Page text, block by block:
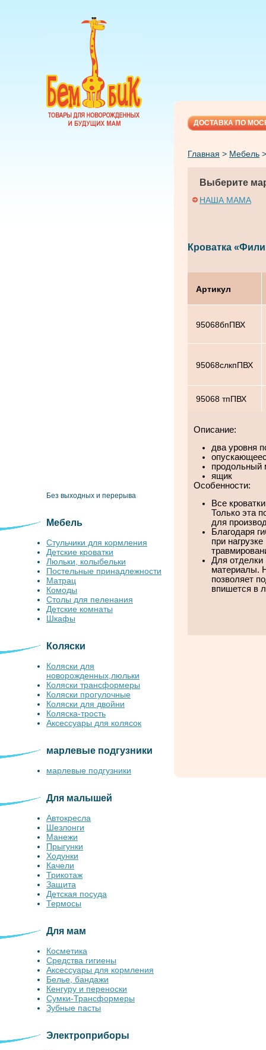
ДОСТАВКА ПО
Главная > Мебель
Выберите
НАША МАМА
Кроватка
Артикул
95068бпПВХ
95068слкпПВХ
95068 тпПВХ
Описание:
два уровня
продольный
ящик
Особенности:
Все
Только эта
для
Благодаря
при
Для отделки
материалы.
позволяет
впишется в
Без выходных и перерыва
Мебель
Стульчики для кормления
Детские кроватки
Люльки, колыбельки
Постельные принадлежности
Матрац
Комоды
Столы для пеленания
Детские комнаты
Шкафы
Коляски
Коляски для
новорожденных,люльки
Коляски трансформеры
Коляски прогулочные
Коляски для двойни
Коляска-трость
Аксессуары для колясок
марлевые подгузники
марлевые подгузники
Для малышей
Автокресла
Шезлонги
Манежи
Прыгунки
Ходунки
Качели
Трикотаж
Защита
Детская посуда
Термосы
Для мам
Косметика
Средства гигиены
Аксессуары для кормления
Белье, бандажи
Кенгуру и переноски
Сумки-Трансформеры
Зубные пасты
Электроприборы